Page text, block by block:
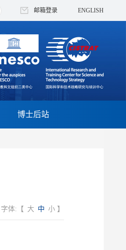
邮箱登录 ENGLISH
博士后站
字体:【 大 中 小 】